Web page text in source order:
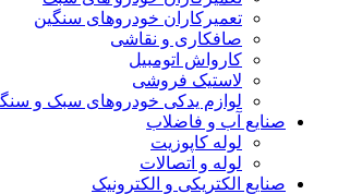
تعمیرکاران خودروهای سنگین
صافکاری و نقاشی
کارواش اتومبیل
لاستیک فروشی
لوازم یدکی خودروهای سبک و
صنایع آب و فاضلاب
لوله کاپوزیت
لوله و اتصالات
صنایع الکتریکی و الکترونیک